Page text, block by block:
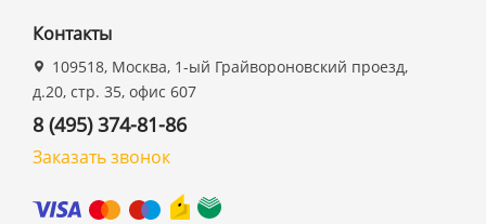
Контакты
109518, Москва, 1-ый Грайвороновский проезд,
д.20, стр. 35, офис 607
8 (495) 374-81-86
Заказать звонок